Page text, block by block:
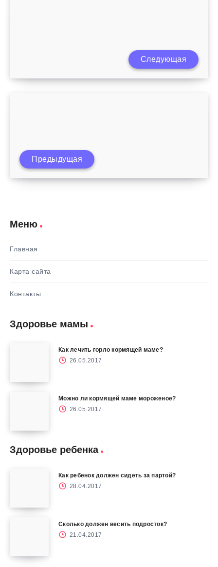
Восстановление влагалища после родов
Следующая
Витамины после родов для
Предыдущая
Меню
Главная
Карта сайта
Контакты
Здоровье мамы
Как лечить горло кормящей маме?
26.05.2017
Можно ли кормящей маме мороженое?
26.05.2017
Здоровье ребенка
Как ребенок должен сидеть за партой?
28.04.2017
Сколько должен весить подросток?
21.04.2017